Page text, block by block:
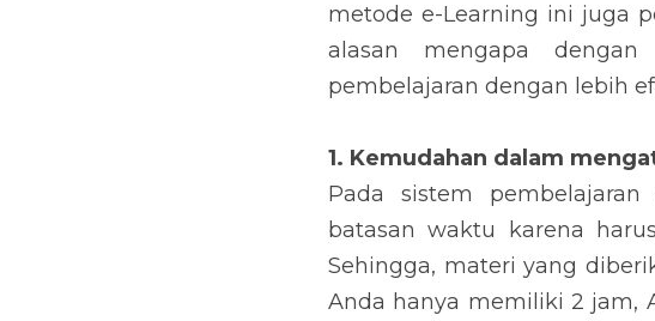
metode e-Learning ini juga
alasan mengapa
pembelajaran dengan lebih
1. Kemudahan dalam
Pada sistem
batasan waktu karena
Sehingga, materi yang
Anda hanya memiliki 2 jam,